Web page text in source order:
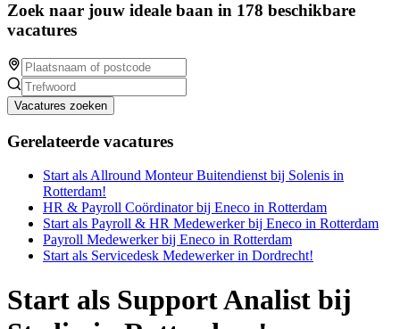
Zoek naar jouw ideale baan in 178 beschikbare
vacatures
Vacatures zoeken
Gerelateerde vacatures
Start als Allround Monteur Buitendienst bij Solenis in
Rotterdam!
HR & Payroll Coördinator bij Eneco in Rotterdam
Start als Payroll & HR Medewerker bij Eneco in Rotterdam
Payroll Medewerker bij Eneco in Rotterdam
Start als Servicedesk Medewerker in Dordrecht!
Start als Support Analist bij